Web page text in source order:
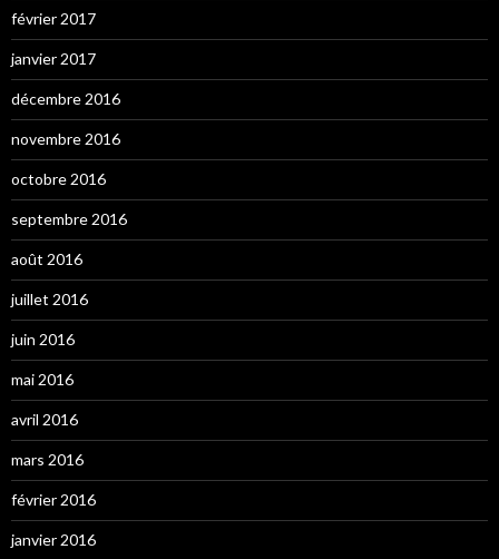
février 2017
janvier 2017
décembre 2016
novembre 2016
octobre 2016
septembre 2016
août 2016
juillet 2016
juin 2016
mai 2016
avril 2016
mars 2016
février 2016
janvier 2016